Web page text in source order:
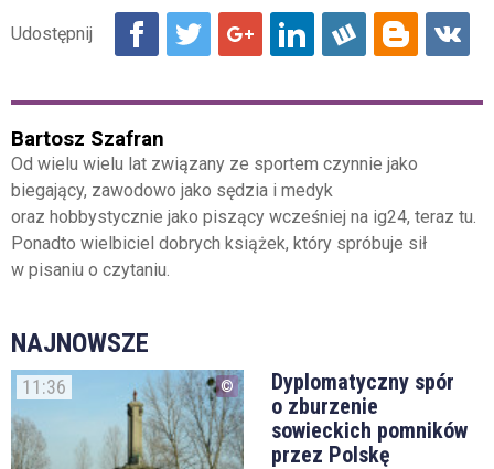
Bartosz Szafran
Od wielu wielu lat związany ze sportem czynnie jako
biegający, zawodowo jako sędzia i medyk
oraz hobbystycznie jako piszący wcześniej na ig24, teraz tu.
Ponadto wielbiciel dobrych książek, który spróbuje sił
w pisaniu o czytaniu.
NAJNOWSZE
11:36
Dyplomatyczny spór
o zburzenie
sowieckich pomników
przez Polskę